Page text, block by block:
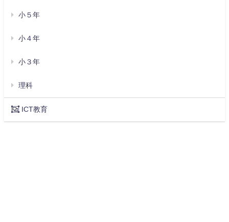
小５年
小４年
小３年
理科
ICT教育